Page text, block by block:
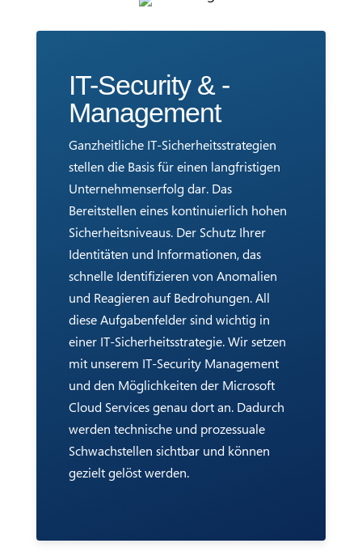
IT-Security & -
Management
Ganzheitliche IT-Sicherheitsstrategien
stellen die Basis für einen langfristigen
Unternehmenserfolg dar. Das
Bereitstellen eines kontinuierlich hohen
Sicherheitsniveaus. Der Schutz Ihrer
Identitäten und Informationen, das
schnelle Identifizieren von Anomalien
und Reagieren auf Bedrohungen. All
diese Aufgabenfelder sind wichtig in
einer IT-Sicherheitsstrategie. Wir setzen
mit unserem IT-Security Management
und den Möglichkeiten der Microsoft
Cloud Services genau dort an. Dadurch
werden technische und prozessuale
Schwachstellen sichtbar und können
gezielt gelöst werden.